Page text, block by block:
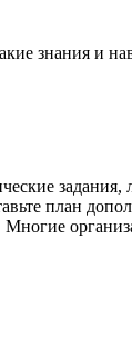
знания и
задания,
план